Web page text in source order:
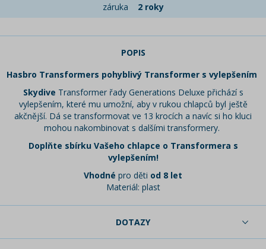
záruka
2 roky
POPIS
Hasbro Transformers pohyblivý Transformer s vylepšením
Skydive Transformer řady Generations Deluxe přichází s
vylepšením, které mu umožní, aby v rukou chlapců byl ještě
akčnější. Dá se transformovat ve 13 krocích a navíc si ho kluci
mohou nakombinovat s dalšími transformery.
Doplňte sbírku Vašeho chlapce o Transformera s
vylepšením!
Vhodné pro děti od 8 let
Materiál: plast
DOTAZY